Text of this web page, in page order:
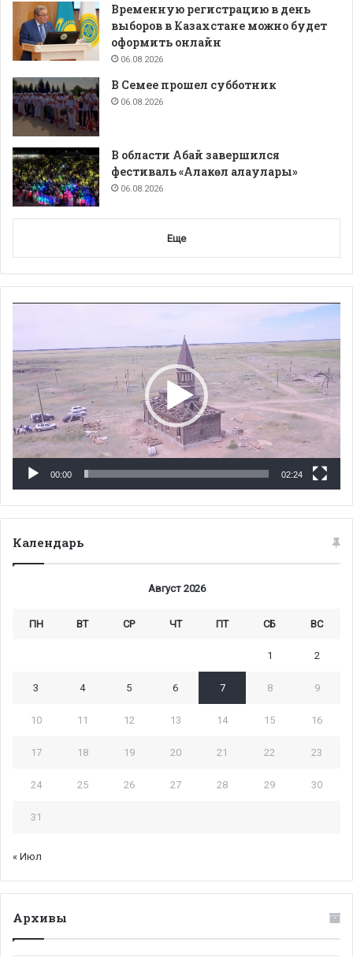
Временную регистрацию в день
выборов в Казахстане можно будет
оформить онлайн
06.08.2026
В Семее прошел субботник
06.08.2026
В области Абай завершился
фестиваль «Алакөл алаулары»
06.08.2026
Еще
00:00 02:24
Календарь
Август 2026
ПН ВТ СР ЧТ ПТ СБ ВС
1 2
3 4 5 6 7 8 9
10 11 12 13 14 15 16
17 18 19 20 21 22 23
24 25 26 27 28 29 30
31
« Июл
Архивы